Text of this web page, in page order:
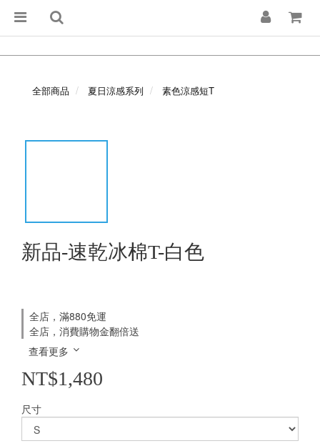
全部商品 夏日涼感系列 素色涼感短T
新品-速乾冰棉T-白色
全店，滿880免運
全店，消費購物金翻倍送
查看更多
NT$1,480
尺寸